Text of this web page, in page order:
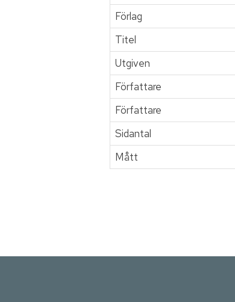
Förlag
Titel
Utgiven
Författare
Författare
Sidantal
Mått